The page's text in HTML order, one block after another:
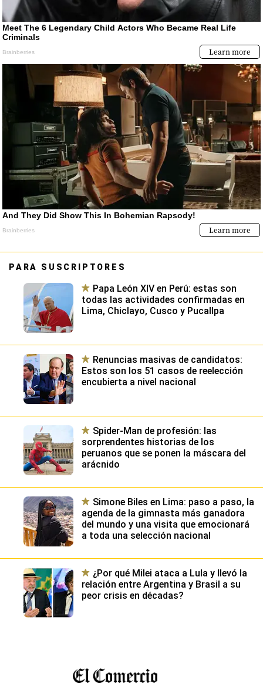
PARA SUSCRIPTORES
Papa León XIV en Perú: estas son
todas las actividades confirmadas en
Lima, Chiclayo, Cusco y Pucallpa
Renuncias masivas de candidatos:
Estos son los 51 casos de reelección
encubierta a nivel nacional
Spider-Man de profesión: las
sorprendentes historias de los
peruanos que se ponen la máscara del
arácnido
Simone Biles en Lima: paso a paso, la
agenda de la gimnasta más ganadora
del mundo y una visita que emocionará
a toda una selección nacional
¿Por qué Milei ataca a Lula y llevó la
relación entre Argentina y Brasil a su
peor crisis en décadas?